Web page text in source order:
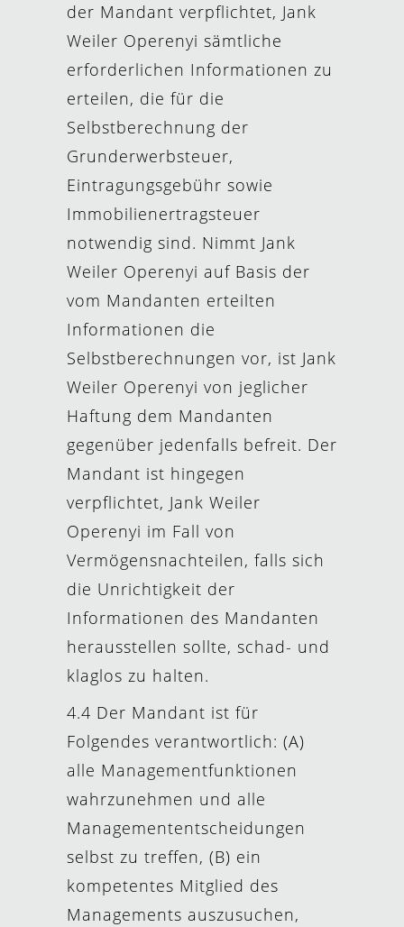
der Mandant verpflichtet, Jank
Weiler Operenyi sämtliche
erforderlichen Informationen zu
erteilen, die für die
Selbstberechnung der
Grunderwerbsteuer,
Eintragungsgebühr sowie
Immobilienertragsteuer
notwendig sind. Nimmt Jank
Weiler Operenyi auf Basis der
vom Mandanten erteilten
Informationen die
Selbstberechnungen vor, ist Jank
Weiler Operenyi von jeglicher
Haftung dem Mandanten
gegenüber jedenfalls befreit. Der
Mandant ist hingegen
verpflichtet, Jank Weiler
Operenyi im Fall von
Vermögensnachteilen, falls sich
die Unrichtigkeit der
Informationen des Mandanten
herausstellen sollte, schad- und
klaglos zu halten.
4.4 Der Mandant ist für
Folgendes verantwortlich: (A)
alle Managementfunktionen
wahrzunehmen und alle
Managemententscheidungen
selbst zu treffen, (B) ein
kompetentes Mitglied des
Managements auszusuchen,